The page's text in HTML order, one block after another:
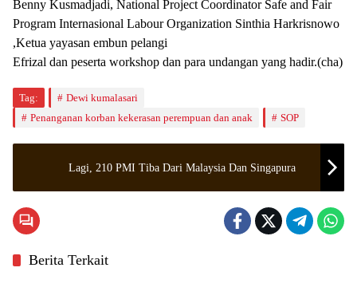
Benny Kusmadjadi, National Project Coordinator Safe and Fair
Program Internasional Labour Organization Sinthia Harkrisnowo
,Ketua yayasan embun pelangi
Efrizal dan peserta workshop dan para undangan yang hadir.(cha)
Tag:
Dewi kumalasari
Penanganan korban kekerasan perempuan dan anak
SOP
Lagi, 210 PMI Tiba Dari Malaysia Dan Singapura
Berita Terkait